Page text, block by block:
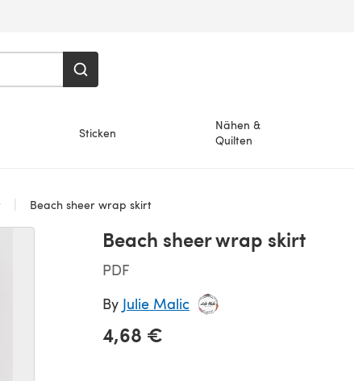
Sticken
Nähen &
Quilten
Beach sheer wrap skirt
Beach sheer wrap skirt
PDF
By Julie Malic
4,68 €